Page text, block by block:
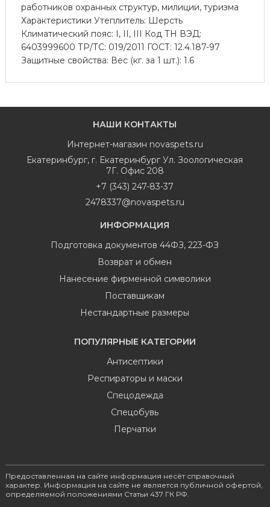
работников охранных структур, милиции, туризма
Характеристики Утеплитель: Шерсть
Климатический пояс: I, II, III Код ТН ВЭД:
6403999600 ТР/ТС: 019/2011 ГОСТ: 12.4.187-97
Защитные свойства: Вес (кг. за 1 шт.): 1.6
НАШИ КОНТАКТЫ
Интернет-магазин novaspets.ru
Екатеринбург, г. Екатеринбург Ул. Зоологическая
7Г. Офис 208
+7 (343) 247-83-37
2478337@novaspets.ru
ИНФОРМАЦИЯ
Подготовка документов 44ФЗ, 223-ФЗ
Возврат и обмен
Нанесение фирменной символики
Поставщикам
Нестандартные размеры
ПОПУЛЯРНЫЕ КАТЕГОРИИ
Антисептики
Респираторы и маски
Спецодежда
Спецобувь
Перчатки
Предоставленная на сайте информация несёт справочный
характер. Информация на сайте не является публичной офертой,
определяемой положениями Статьи 437 ГК РФ.